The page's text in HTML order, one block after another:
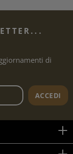
di
mail dellaACCEDI